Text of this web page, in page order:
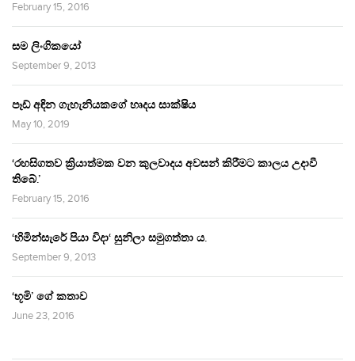
February 15, 2016
සම ලිංගිකයෝ
September 9, 2013
පෑඩ් අඳින ගැහැනියකගේ හෘදය සාක්ෂිය
May 10, 2019
‘රහසිගතව ක්‍රියාත්මක වන කුලවාදය අවසන් කිරීමට කාලය උදාවී
තිබේ.’
February 15, 2016
‘හිමින්සැරේ පියා විදා‘ සුනිලා සමුගත්තා ය.
September 9, 2013
‘භූමි’ ගේ කතාව
June 23, 2016